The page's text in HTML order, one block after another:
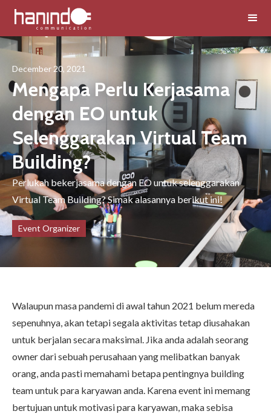
December 20, 2021
Mengapa Perlu Kerjasama
dengan EO untuk
Selenggarakan Virtual Team
Building?
Perlukah bekerjasama dengan EO untuk selenggarakan
Virtual Team Building? Simak alasannya berikut ini!
Event Organizer
Walaupun masa pandemi di awal tahun 2021 belum mereda
sepenuhnya, akan tetapi segala aktivitas tetap diusahakan
untuk berjalan secara maksimal. Jika anda adalah seorang
owner dari sebuah perusahaan yang melibatkan banyak
orang, anda pasti memahami betapa pentingnya building
team untuk para karyawan anda. Karena event ini memang
bertujuan untuk motivasi para karyawan, maka sebisa